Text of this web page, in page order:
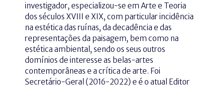
investigador, especializou-se em Arte e Teoria
dos séculos XVIII e XIX, com particular incidência
na estética das ruínas, da decadência e das
representações da paisagem, bem como na
estética ambiental, sendo os seus outros
domínios de interesse as belas-artes
contemporâneas e a crítica de arte. Foi
Secretário-Geral (2016-2022) e é o atual Editor